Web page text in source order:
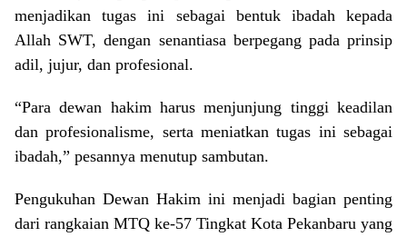
menjadikan tugas ini sebagai bentuk ibadah kepada
Allah SWT, dengan senantiasa berpegang pada prinsip
adil, jujur, dan profesional.
“Para dewan hakim harus menjunjung tinggi keadilan
dan profesionalisme, serta meniatkan tugas ini sebagai
ibadah,” pesannya menutup sambutan.
Pengukuhan Dewan Hakim ini menjadi bagian penting
dari rangkaian MTQ ke-57 Tingkat Kota Pekanbaru yang